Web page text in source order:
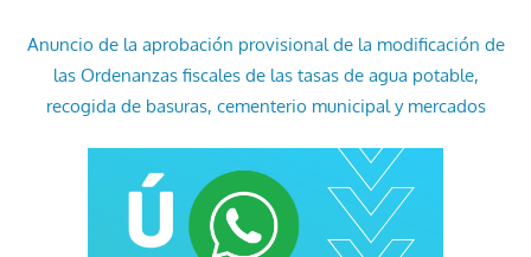
Anuncio de la aprobación provisional de la modificación de
las Ordenanzas fiscales de las tasas de agua potable,
recogida de basuras, cementerio municipal y mercados